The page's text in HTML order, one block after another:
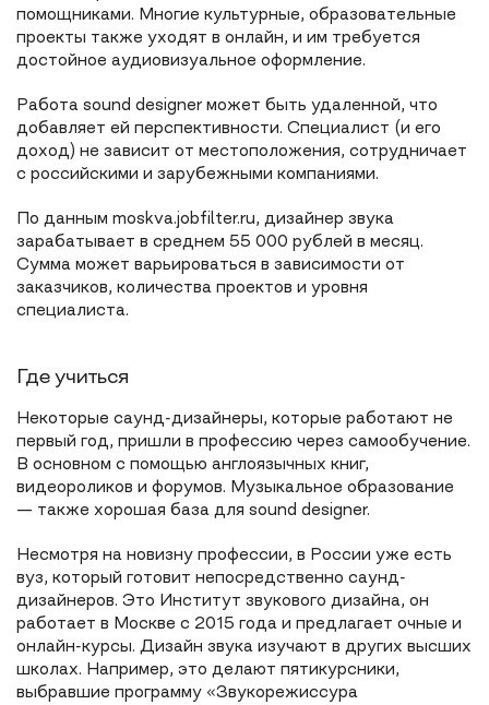
помощниками. Многие культурные, образовательные
проекты также уходят в онлайн, и им требуется
достойное аудиовизуальное оформление.
Работа sound designer может быть удаленной, что
добавляет ей перспективности. Специалист (и его
доход) не зависит от местоположения, сотрудничает
с российскими и зарубежными компаниями.
По данным moskva.jobfilter.ru, дизайнер звука
зарабатывает в среднем 55 000 рублей в месяц.
Сумма может варьироваться в зависимости от
заказчиков, количества проектов и уровня
специалиста.
Где учиться
Некоторые саунд-дизайнеры, которые работают не
первый год, пришли в профессию через самообучение.
В основном с помощью англоязычных книг,
видеороликов и форумов. Музыкальное образование
— также хорошая база для sound designer.
Несмотря на новизну профессии, в России уже есть
вуз, который готовит непосредственно саунд-
дизайнеров. Это Институт звукового дизайна, он
работает в Москве с 2015 года и предлагает очные и
онлайн-курсы. Дизайн звука изучают в других высших
школах. Например, это делают пятикурсники,
выбравшие программу «Звукорежиссура